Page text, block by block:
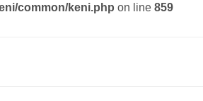
common/keni.php on line 859